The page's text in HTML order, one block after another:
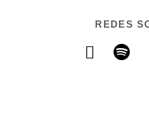
REDES